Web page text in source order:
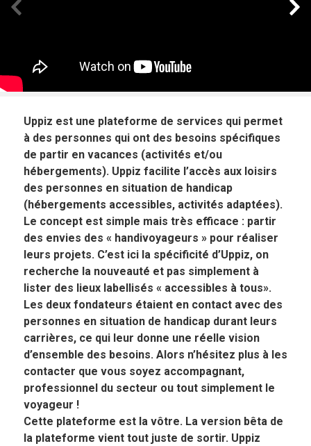
Panneau précédent
Uppiz est une plateforme de services qui permet
à des personnes qui ont des besoins spécifiques
de partir en vacances (activités et/ou
hébergements). Uppiz facilite l’accès aux loisirs
des personnes en situation de handicap
(hébergements accessibles, activités adaptées).
Le concept est simple mais très efficace : partir
des envies des « handivoyageurs » pour réaliser
leurs projets. C’est ici la spécificité d’Uppiz, on
recherche la nouveauté et pas simplement à
lister des lieux labellisés « accessibles à tous».
Les deux fondateurs étaient en contact avec des
personnes en situation de handicap durant leurs
carrières, ce qui leur donne une réelle vision
d’ensemble des besoins. Alors n’hésitez plus à les
contacter que vous soyez accompagnant,
professionnel du secteur ou tout simplement le
voyageur !
Cette plateforme est la vôtre. La version bêta de
la plateforme vient tout juste de sortir. Uppiz